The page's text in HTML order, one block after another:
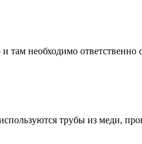
там необходимо
трубы из меди,